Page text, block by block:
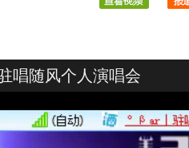
唱随风个人演唱会